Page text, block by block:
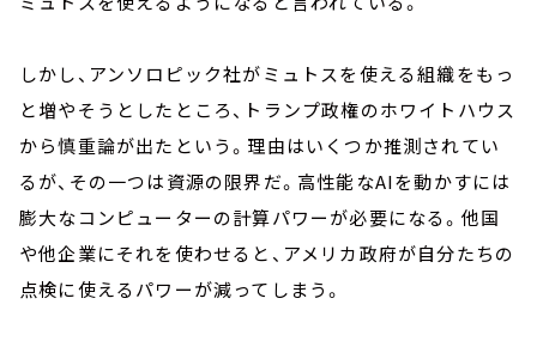
しかし、アンソロピック社がミュトスを使える組織をもっ
と増やそうとしたところ、トランプ政権のホワイトハウス
から慎重論が出たという。理由はいくつか推測されてい
るが、その一つは資源の限界だ。高性能なAIを動かすには
膨大なコンピューターの計算パワーが必要になる。他国
や他企業にそれを使わせると、アメリカ政府が自分たちの
点検に使えるパワーが減ってしまう。